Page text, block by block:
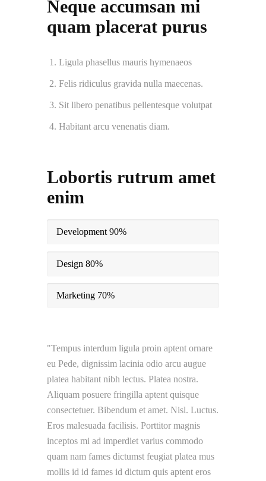
Neque accumsan mi
quam placerat purus
Ligula phasellus mauris hymenaeos
Felis ridiculus gravida nulla maecenas.
Sit libero penatibus pellentesque volutpat
Habitant arcu venenatis diam.
Lobortis rutrum amet
enim
Development 90%
Design 80%
Marketing 70%
Tempus interdum ligula proin aptent ornare
eu Pede, dignissim lacinia odio arcu augue
platea habitant nibh lectus. Platea nostra.
Aliquam posuere fringilla aptent quisque
consectetuer. Bibendum et amet. Nisl. Luctus.
Eros malesuada facilisis. Porttitor magnis
inceptos mi ad imperdiet varius commodo
quam nam fames dictumst feugiat platea mus
mollis id id fames id dictum quis aptent eros